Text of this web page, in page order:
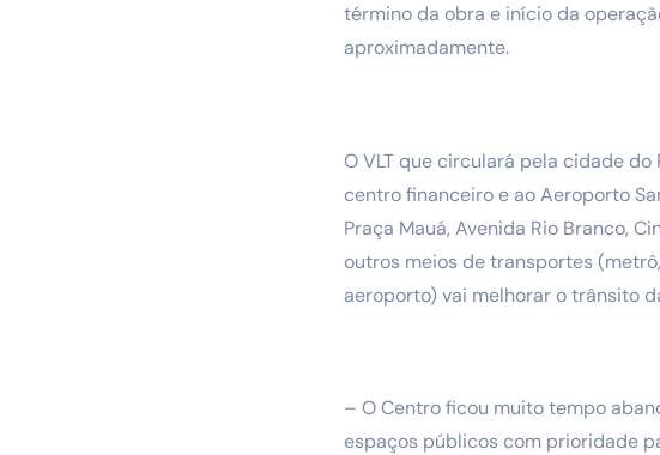
término da obra e início da
aproximadamente.
O VLT que circulará pela cidade
centro financeiro e ao Aeroporto
Praça Mauá, Avenida Rio Branco,
outros meios de transportes
aeroporto) vai melhorar o trânsito
– O Centro ficou muito tempo
espaços públicos com prioridade